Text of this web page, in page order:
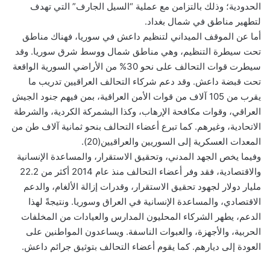
الحدودية؛ وذلك بالتزامن مع عملية “السيل الجارف” التي تهدف
لتطهير مناطق في شمال بغداد.
أما عن الموقف الميداني لتنظيم داعش في سوريا، فهناك مناطق
تحت سيطرة التنظيم، وهي مناطق شمال ووسط شرق سوريا. وقد
سيطرت قوات التحالف على نحو 30% من الأراضي السورية الواقعة
تحت قبضة داعش. وقد دعم شركاء التحالف العراقيين تدريب ما
يقرب من 105 آلاف من قوات الأمن العراقية، بمن فيهم جنود الجيش
العراقي، وقوات مكافحة الإرهاب، وكذا البشمركة الكردية، والشرطة
الاتحادية، وغيرهم. كما تبرع أعضاء التحالف بنحو ثمانية آلاف طن من
المعدات العسكرية إلى السوريين والعراقيين(20).
وفيما يخص الجهد المدني، وتحقيق الاستقرار، والمساعدة الإنسانية
والاقتصادية، فقد وفر أعضاء التحالف منذ عام 2014 أكثر من 22.2
مليار دولار لجهود تحقيق الاستقرار، وقدرات إزالة الألغام، والدعم
الاقتصادي، والمساعدة الإنسانية في العراق وسوريا. ونتيجةً لهذا
الدعم، يطهر الشركاء المحليون المدارس والعيادات من المخلفات
الحربية، والأجهزة، والعبوات الناسفة. ويساعدون المواطنين على
العودة إلى ديارهم. كما يقوم أعضاء التحالف بتوثيق جرائم داعش.